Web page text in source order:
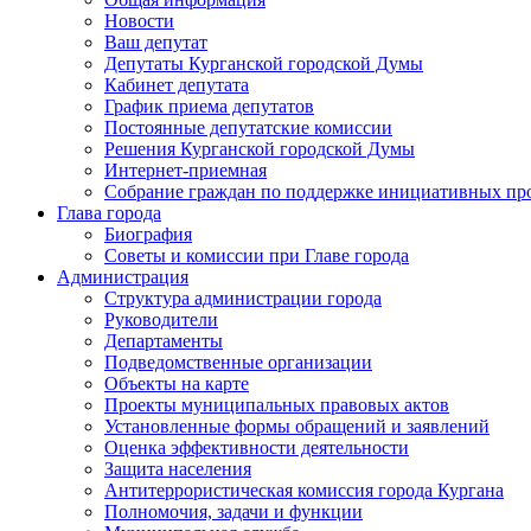
Новости
Ваш депутат
Депутаты Курганской городской Думы
Кабинет депутата
График приема депутатов
Постоянные депутатские комиссии
Решения Курганской городской Думы
Интернет-приемная
Собрание граждан по поддержке инициативных
Глава города
Биография
Советы и комиссии при Главе города
Администрация
Структура администрации города
Руководители
Департаменты
Подведомственные организации
Объекты на карте
Проекты муниципальных правовых актов
Установленные формы обращений и заявлений
Оценка эффективности деятельности
Защита населения
Антитеррористическая комиссия города Кургана
Полномочия, задачи и функции